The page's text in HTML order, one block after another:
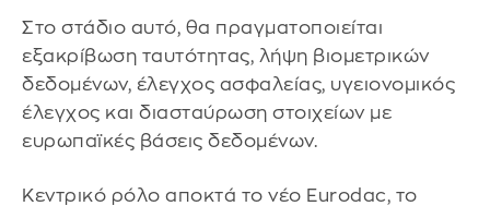
Στο στάδιο αυτό, θα πραγματοποιείται
εξακρίβωση ταυτότητας, λήψη βιομετρικών
δεδομένων, έλεγχος ασφαλείας, υγειονομικός
έλεγχος και διασταύρωση στοιχείων με
ευρωπαϊκές βάσεις δεδομένων.
Κεντρικό ρόλο αποκτά το νέο Eurodac, το